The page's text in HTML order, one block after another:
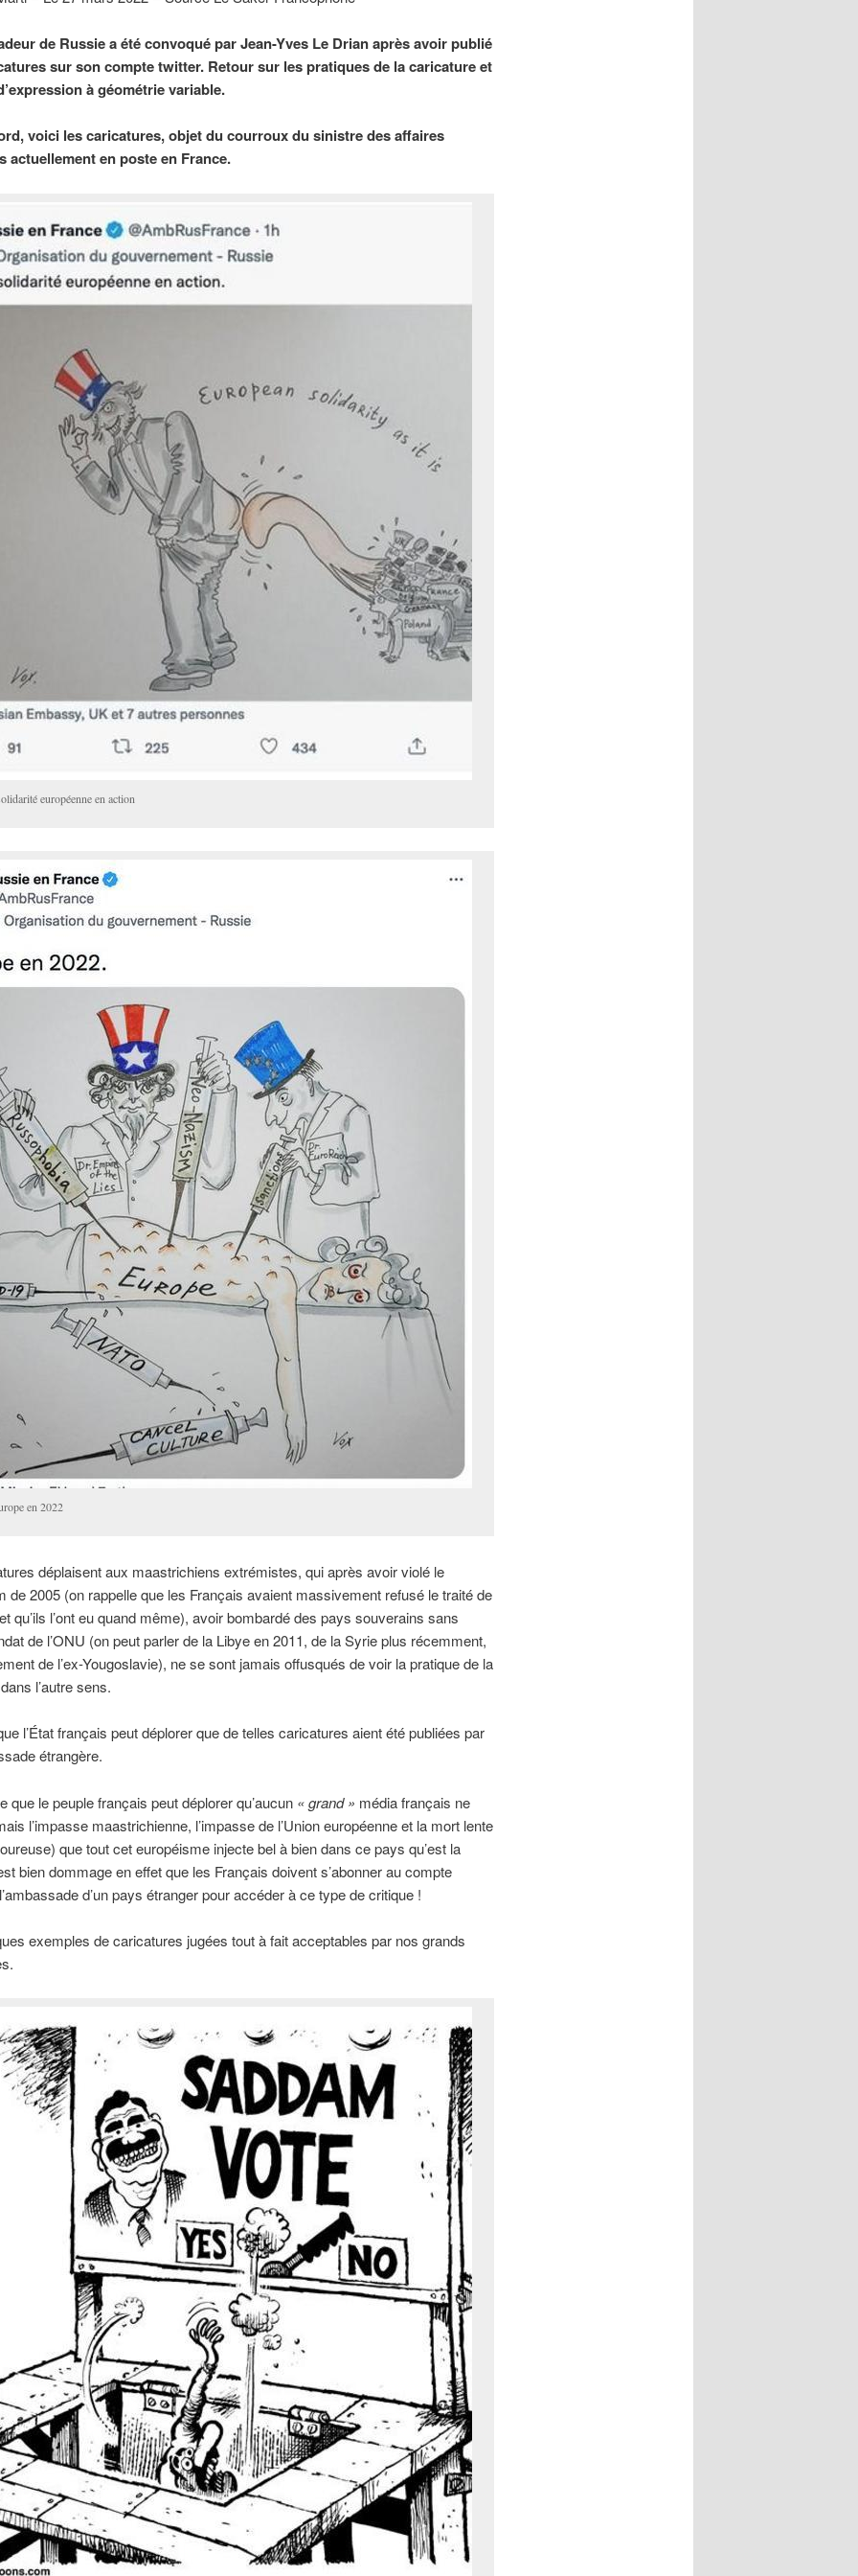
de Russie a été convoqué par Jean-Yves Le Drian après avoir publié
sur son compte twitter. Retour sur les pratiques de la caricature et
à géométrie variable.
voici les caricatures, objet du courroux du sinistre des affaires
actuellement en poste en France.
européenne en action
en 2022
déplaisent aux maastrichiens extrémistes, qui après avoir violé le
de 2005 (on rappelle que les Français avaient massivement refusé le traité de
qu’ils l’ont eu quand même), avoir bombardé des pays souverains sans
de l’ONU (on peut parler de la Libye en 2011, de la Syrie plus récemment,
de l’ex-Yougoslavie), ne se sont jamais offusqués de voir la pratique de la
l’autre sens.
l’État français peut déplorer que de telles caricatures aient été publiées par
étrangère.
que le peuple français peut déplorer qu’aucun « grand » média français ne
l’impasse maastrichienne, l’impasse de l’Union européenne et la mort lente
que tout cet européisme injecte bel à bien dans ce pays qu’est la
bien dommage en effet que les Français doivent s’abonner au compte
d’un pays étranger pour accéder à ce type de critique !
exemples de caricatures jugées tout à fait acceptables par nos grands